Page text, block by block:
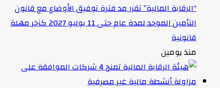
“الرقابة المالية” تقرر مد فترة توفيق الأوضاع مع قانون
التأمين الموحد لمدة عام حتى 11 يوليو 2027 كآخر مهلة
قانونية
منذ يومين